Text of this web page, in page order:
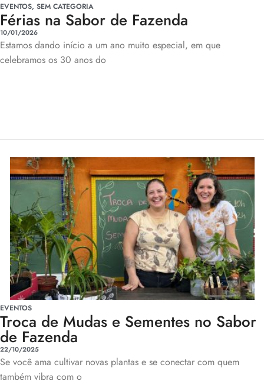
EVENTOS, SEM CATEGORIA
Férias na Sabor de Fazenda
10/01/2026
Estamos dando início a um ano muito especial, em que
celebramos os 30 anos do
EVENTOS
Troca de Mudas e Sementes no Sabor
de Fazenda
22/10/2025
Se você ama cultivar novas plantas e se conectar com quem
também vibra com o